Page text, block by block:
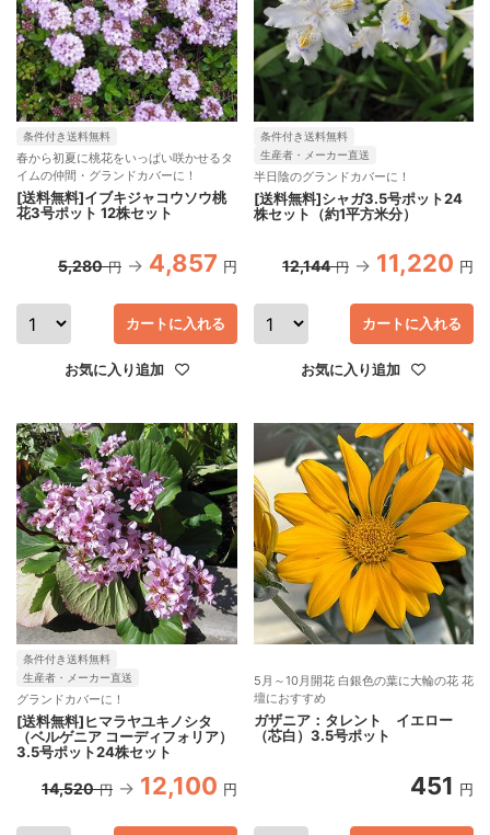
条件付き送料無料
春から初夏に桃花をいっぱい咲かせるタ
イムの仲間・グランドカバーに！
[送料無料]イブキジャコウソウ桃
花3号ポット 12株セット
5,280 円 4,857 円
カートに入れる
お気に入り追加
条件付き送料無料
生産者・メーカー直送
半日陰のグランドカバーに！
[送料無料]シャガ3.5号ポット24
株セット（約1平方米分）
12,144 円 11,220 円
カートに入れる
お気に入り追加
条件付き送料無料
生産者・メーカー直送
グランドカバーに！
[送料無料]ヒマラヤユキノシタ
（ベルゲニア コーディフォリア）
3.5号ポット24株セット
14,520 円 12,100 円
5月～10月開花 白銀色の葉に大輪の花 花
壇におすすめ
ガザニア：タレント イエロー
（芯白）3.5号ポット
451 円